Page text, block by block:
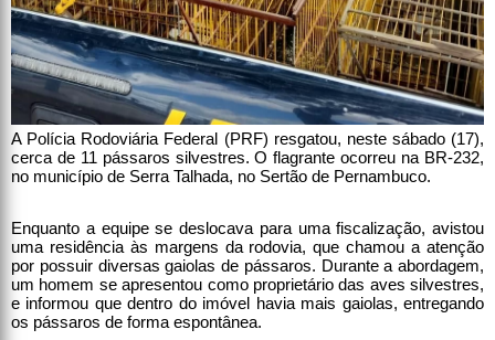
A Polícia Rodoviária Federal (PRF) resgatou, neste sábado (17),
cerca de 11 pássaros silvestres. O flagrante ocorreu na BR-232,
no município de Serra Talhada, no Sertão de Pernambuco.
Enquanto a equipe se deslocava para uma fiscalização, avistou
uma residência às margens da rodovia, que chamou a atenção
por possuir diversas gaiolas de pássaros. Durante a abordagem,
um homem se apresentou como proprietário das aves silvestres,
e informou que dentro do imóvel havia mais gaiolas, entregando
os pássaros de forma espontânea.